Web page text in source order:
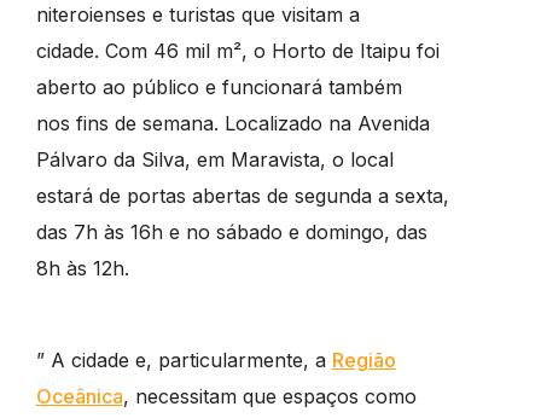
niteroienses e turistas que visitam a
cidade. Com 46 mil m², o Horto de Itaipu foi
aberto ao público e funcionará também
nos fins de semana. Localizado na Avenida
Pálvaro da Silva, em Maravista, o local
estará de portas abertas de segunda a sexta,
das 7h às 16h e no sábado e domingo, das
8h às 12h.
” A cidade e, particularmente, a Região
Oceânica, necessitam que espaços como